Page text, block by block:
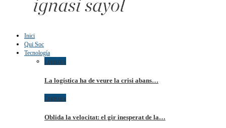
Inici
Qui Soc
Tecnología
Logistica
La logística ha de veure la crisi abans…
Logistica
Oblida la velocitat: el gir inesperat de la…